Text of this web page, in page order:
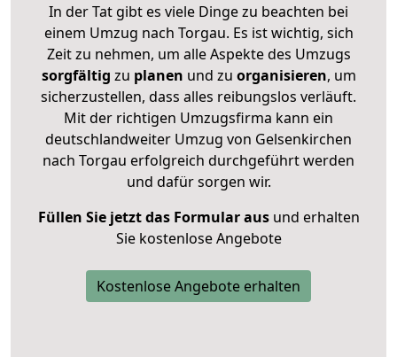
In der Tat gibt es viele Dinge zu beachten bei
einem Umzug nach Torgau. Es ist wichtig, sich
Zeit zu nehmen, um alle Aspekte des Umzugs
sorgfältig zu planen und zu organisieren, um
sicherzustellen, dass alles reibungslos verläuft.
Mit der richtigen Umzugsfirma kann ein
deutschlandweiter Umzug von Gelsenkirchen
nach Torgau erfolgreich durchgeführt werden
und dafür sorgen wir.
Füllen Sie jetzt das Formular ausund erhalten
Sie kostenlose Angebote
Kostenlose Angebote erhalten